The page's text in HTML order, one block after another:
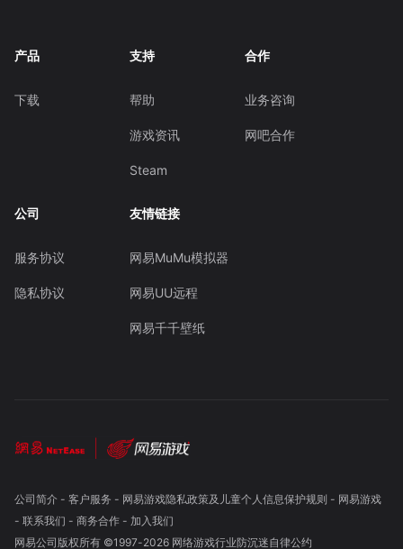
产品
下载
支持
帮助
游戏资讯
Steam
合作
业务咨询
网吧合作
公司
服务协议
隐私协议
友情链接
网易MuMu模拟器
网易UU远程
网易千千壁纸
公司简介- 客户服务 - 网易游戏隐私政策及儿童个人信息保护规则 - 网易游戏
- 联系我们 - 商务合作- 加入我们
网易公司版权所有 ©1997-2026 网络游戏行业防沉迷自律公约